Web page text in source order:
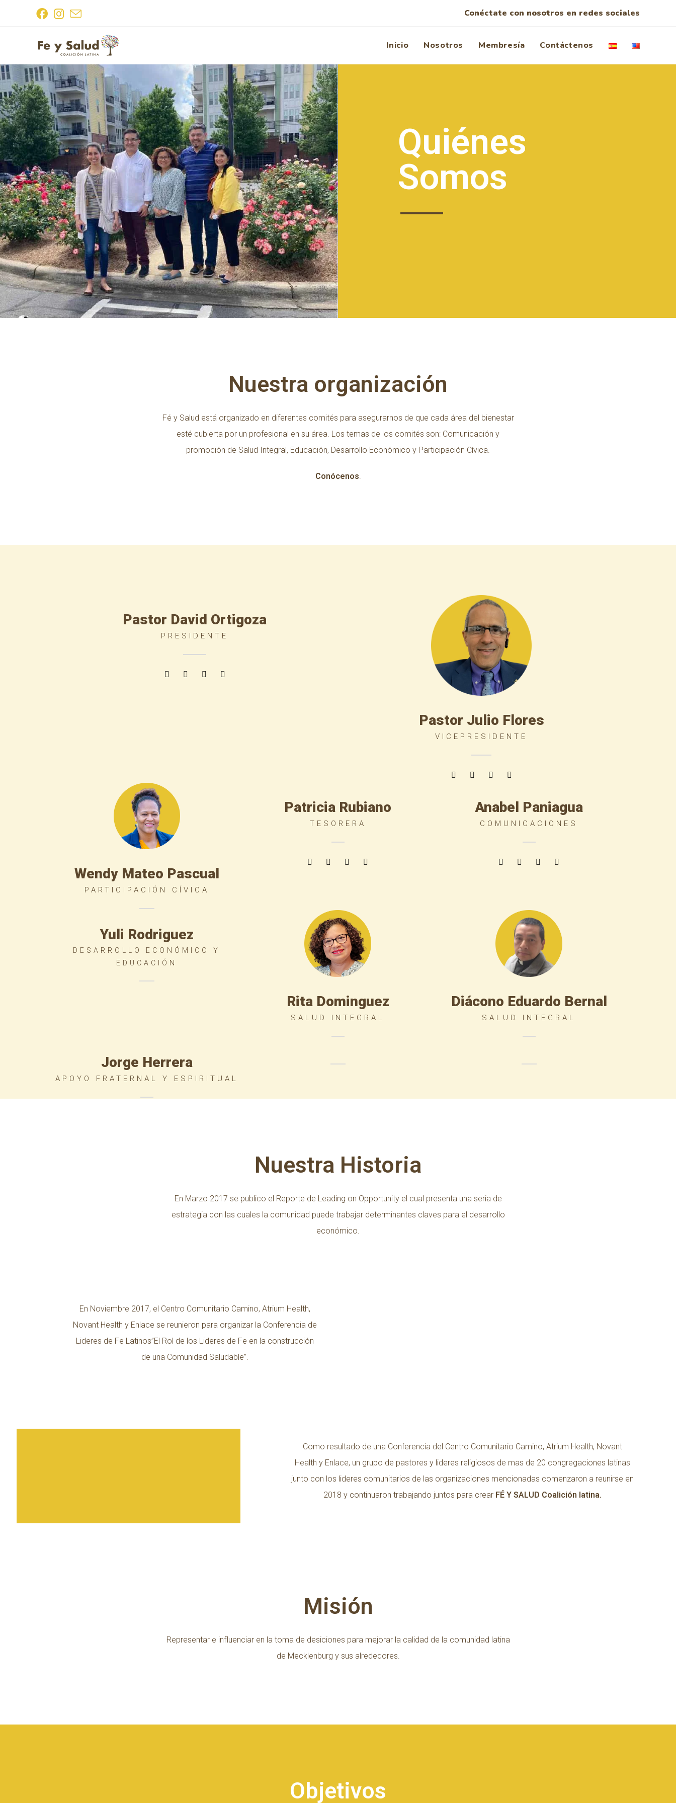
Conéctate con nosotros en redes sociales
Inicio Nosotros Membresía Contáctenos
Quiénes
Somos
Nuestra organización
Fé y Salud está organizado en diferentes comités para asegurarnos de que cada área del bienestar
esté cubierta por un profesional en su área. Los temas de los comités son: Comunicación y
promoción de Salud Integral, Educación, Desarrollo Económico y Participación Cívica.
Conócenos.
Pastor David Ortigoza
PRESIDENTE
Pastor Julio Flores
VICEPRESIDENTE
Wendy Mateo Pascual
PARTICIPACIÓN CÍVICA
Patricia Rubiano
TESORERA
Anabel Paniagua
COMUNICACIONES
Yuli Rodriguez
DESARROLLO ECONÓMICO Y
EDUCACIÓN
Rita Dominguez
SALUD INTEGRAL
Diácono Eduardo Bernal
SALUD INTEGRAL
Jorge Herrera
APOYO FRATERNAL Y ESPIRITUAL
Nuestra Historia
En Marzo 2017 se publico el Reporte de Leading on Opportunity el cual presenta una seria de
estrategia con las cuales la comunidad puede trabajar determinantes claves para el desarrollo
económico.
En Noviembre 2017, el Centro Comunitario Camino, Atrium Health,
Novant Health y Enlace se reunieron para organizar la Conferencia de
Lideres de Fe Latinos”El Rol de los Lideres de Fe en la construcción
de una Comunidad Saludable”.
Como resultado de una Conferencia del Centro Comunitario Camino, Atrium Health, Novant
Health y Enlace, un grupo de pastores y lideres religiosos de mas de 20 congregaciones latinas
junto con los lideres comunitarios de las organizaciones mencionadas comenzaron a reunirse en
2018 y continuaron trabajando juntos para crear FÉ Y SALUD Coalición latina.
Misión
Representar e influenciar en la toma de desiciones para mejorar la calidad de la comunidad latina
de Mecklenburg y sus alrededores.
Objetivos